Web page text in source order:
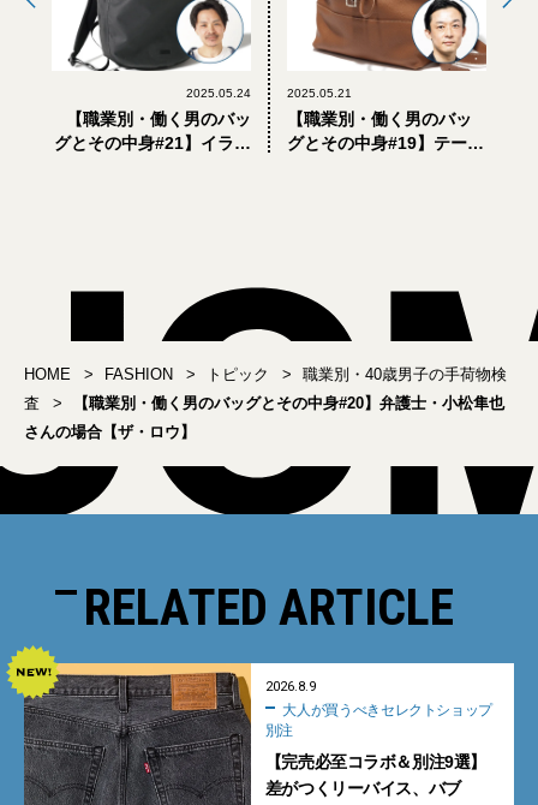
2025.05.24
【職業別・働く男のバッ
グとその中身#21】イラス
2025.05.21
【職業別・働く男のバッ
グとその中身#19】テーラ
HOME FASHION トピック
職業別・40歳男子の手荷物検
査
【職業別・働く男のバッグとその中身#20】弁護士・小松隼也
さんの場合【ザ・ロウ】
RELATED ARTICLE
2026.8.9
別注
【完売必至コラボ＆別注9選】
差がつくリーバイス、バブ